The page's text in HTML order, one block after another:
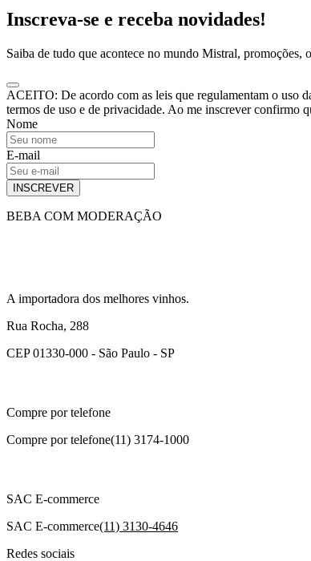
Inscreva-se e receba novidades!
Saiba de tudo que acontece no mundo Mistral,
ACEITO: De acordo com as leis que regulamentam o uso
termos de uso e de privacidade. Ao me inscrever confirmo
Nome
E-mail
INSCREVER
BEBA COM MODERAÇÃO
A importadora dos melhores vinhos.
Rua Rocha, 288
CEP 01330-000 - São Paulo - SP
Compre por telefone
Compre por telefone(11) 3174-1000
SAC E-commerce
SAC E-commerce(11) 3130-4646
Redes sociais